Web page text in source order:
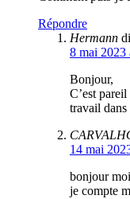
Répondre
Hermann
8 mai 2023
Bonjour,
C’est
travail dans
14 mai
bonjour
je compte